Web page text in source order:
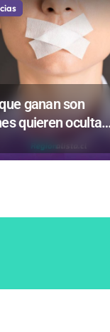
ganan son
quieren ocultar
Colegio de
cuestiona la